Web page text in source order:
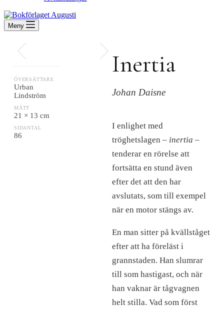
Meny
ÖVERSÄTTARE
Urban
Lindström
MÅTT
21 × 13 cm
SIDANTAL
86
Inertia
Johan Daisne
I enlighet med
tröghetslagen – inertia –
tenderar en rörelse att
fortsätta en stund även
efter det att den har
avslutats, som till exempel
när en motor stängs av.
En man sitter på kvällståget
efter att ha föreläst i
grannstaden. Han slumrar
till som hastigast, och när
han vaknar är tågvagnen
helt stilla. Vad som först